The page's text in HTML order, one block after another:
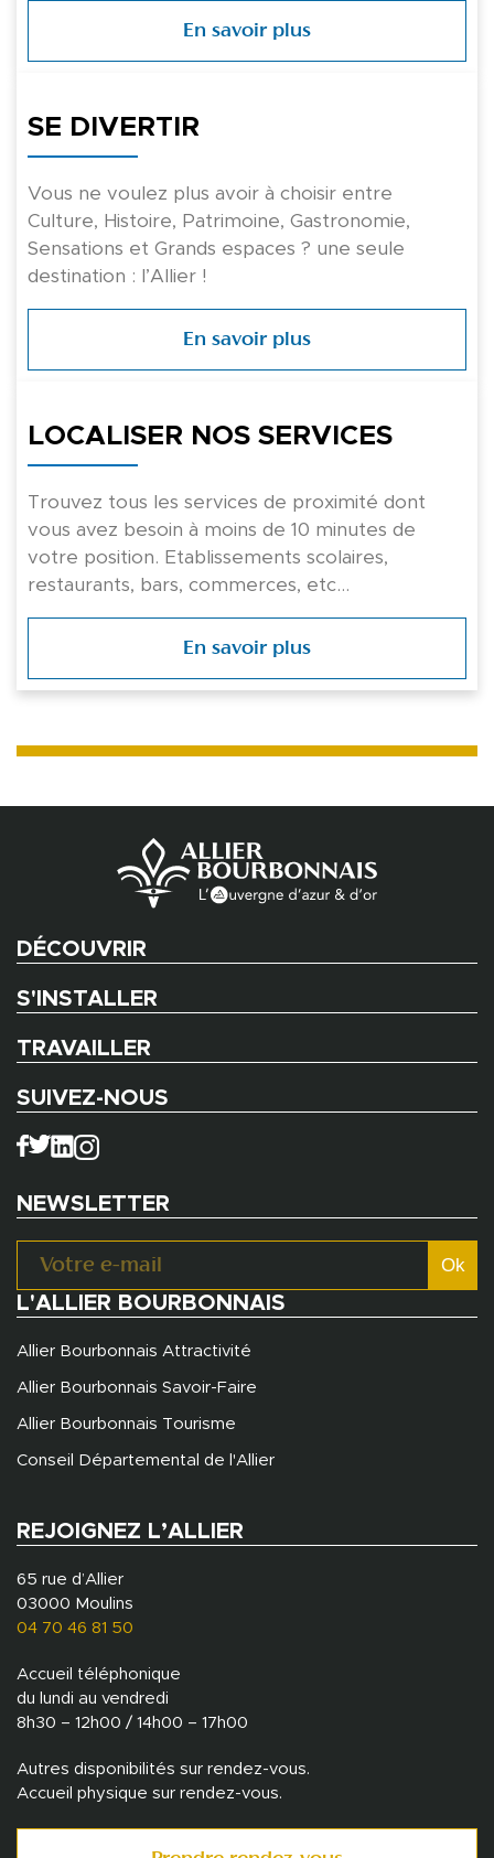
En savoir plus
SE DIVERTIR
Vous ne voulez plus avoir à choisir entre
Culture, Histoire, Patrimoine, Gastronomie,
Sensations et Grands espaces ? une seule
destination : l’Allier !
En savoir plus
LOCALISER NOS SERVICES
Trouvez tous les services de proximité dont
vous avez besoin à moins de 10 minutes de
votre position. Etablissements scolaires,
restaurants, bars, commerces, etc…
En savoir plus
REJOIGNEZ L’ALLIER
65 rue d’Allier
03000 Moulins
04 70 46 81 50
Accueil téléphonique
du lundi au vendredi
8h30 – 12h00 / 14h00 – 17h00
Autres disponibilités sur rendez-vous.
Accueil physique sur rendez-vous.
DÉCOUVRIR
S'INSTALLER
TRAVAILLER
SUIVEZ-NOUS
NEWSLETTER
L'ALLIER BOURBONNAIS
Allier Bourbonnais Attractivité
Allier Bourbonnais Savoir-Faire
Allier Bourbonnais Tourisme
Conseil Départemental de l'Allier